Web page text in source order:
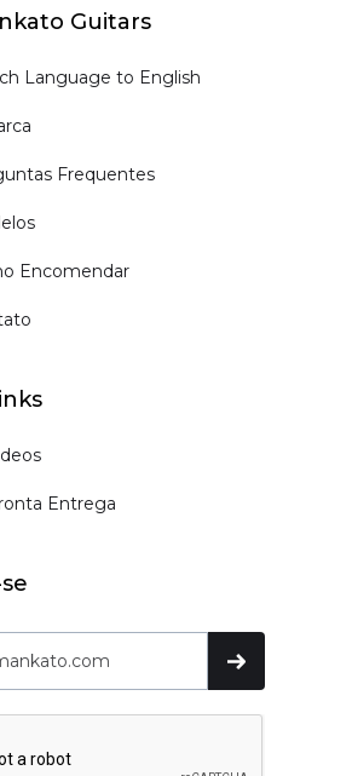
Guitars
Language to English
Frequentes
Encomendar
Entrega